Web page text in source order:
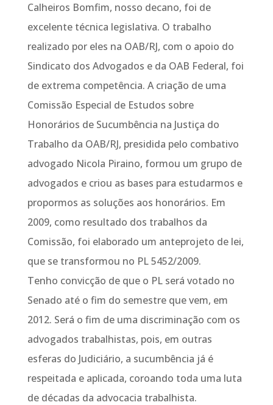
Calheiros Bomfim, nosso decano, foi de
excelente técnica legislativa. O trabalho
realizado por eles na OAB/RJ, com o apoio do
Sindicato dos Advogados e da OAB Federal, foi
de extrema competência. A criação de uma
Comissão Especial de Estudos sobre
Honorários de Sucumbência na Justiça do
Trabalho da OAB/RJ, presidida pelo combativo
advogado Nicola Piraino, formou um grupo de
advogados e criou as bases para estudarmos e
propormos as soluções aos honorários. Em
2009, como resultado dos trabalhos da
Comissão, foi elaborado um anteprojeto de lei,
que se transformou no PL 5452/2009.
Tenho convicção de que o PL será votado no
Senado até o fim do semestre que vem, em
2012. Será o fim de uma discriminação com os
advogados trabalhistas, pois, em outras
esferas do Judiciário, a sucumbência já é
respeitada e aplicada, coroando toda uma luta
de décadas da advocacia trabalhista.